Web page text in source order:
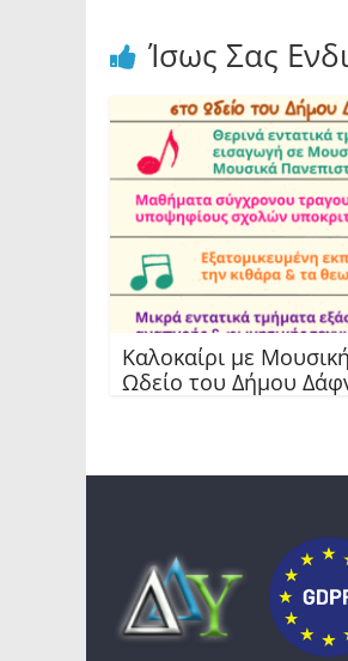
Ίσως Σας
Καλοκαίρι με
Ωδείο του Δήμου